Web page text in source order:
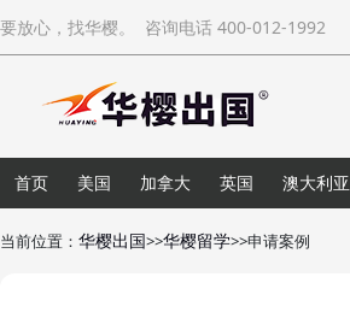
要放心，找华樱。 咨询电话 400-012-1992
首页 美国 加拿大 英国 澳大利亚
当前位置： 华樱出国>>华樱留学>>申请案例